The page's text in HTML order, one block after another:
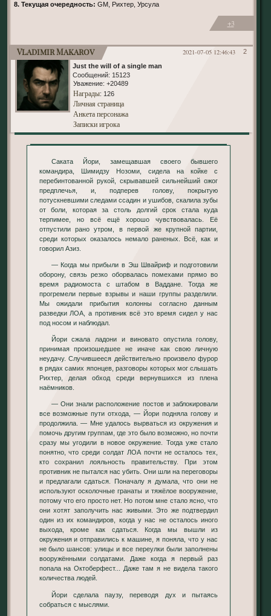
8. Текущая очередность: GM, Рихтер, Урсула
+3
2
2021-07-05 12:46:43
Vladimir Makarov
Just the will of a single man
Сообщений: 15123
Уважение: +20489
Награды: 126
Личная страница
Анкета персонажа
Записки игрока
Саката Йори, замещавшая своего бывшего
командира, Шимидзу Нозоми, сидела на койке с
перебинтованной рукой, скрывавшей сильнейший ожог
предплечья, и, подперев голову, покрытую
потускневшими следами ссадин и ушибов, скалила зубы
от боли, которая за столь долгий срок стала куда
терпимее, но всё ещё хорошо чувствовалась. Её
отпустили рано утром, в первой же крупной партии,
среди которых оказалось немало раненых. Всё, как и
говорил Азиз.
— Когда мы прибыли в Эш Швайриф и подготовили
оборону, связь резко оборвалась помехами прямо во
время радиомоста с штабом в Ваддане. Тогда же
прогремели первые взрывы и наши группы разделили.
Мы ожидали прибытия колонны согласно данным
разведки ЛОА, а противник всё это время сидел у нас
под носом и наблюдал.
Йори сжала ладони и виновато опустила голову,
принимая произошедшее не иначе как свою личную
неудачу. Случившееся действительно произвело фурор
в рядах самих японцев, разговоры которых мог слышать
Рихтер, делая обход среди вернувшихся из плена
наёмников.
— Они знали расположение постов и заблокировали
все возможные пути отхода, — Йори подняла голову и
продолжила. — Мне удалось вырваться из окружения и
помочь другим группам, где это было возможно, но почти
сразу мы угодили в новое окружение. Тогда уже стало
понятно, что среди солдат ЛОА почти не осталось тех,
кто сохранил лояльность правительству. При этом
противник не пытался нас убить. Они шли на переговоры
и предлагали сдаться. Поначалу я думала, что они не
используют осколочные гранаты и тяжёлое вооружение,
потому что его просто нет. Но потом мне стало ясно, что
они хотят заполучить нас живыми. Это же подтвердил
один из их командиров, когда у нас не осталось иного
выхода, кроме как сдаться. Когда мы вышли из
окружения и отправились к машине, я поняла, что у нас
не было шансов: улицы и все переулки были заполнены
вооружёнными солдатами. Даже когда я первый раз
попала на Октоберфест... Даже там я не видела такого
количества людей.
Йори сделала паузу, переводя дух и пытаясь
собраться с мыслями.